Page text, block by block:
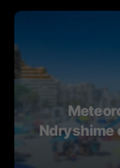
Ndryshime